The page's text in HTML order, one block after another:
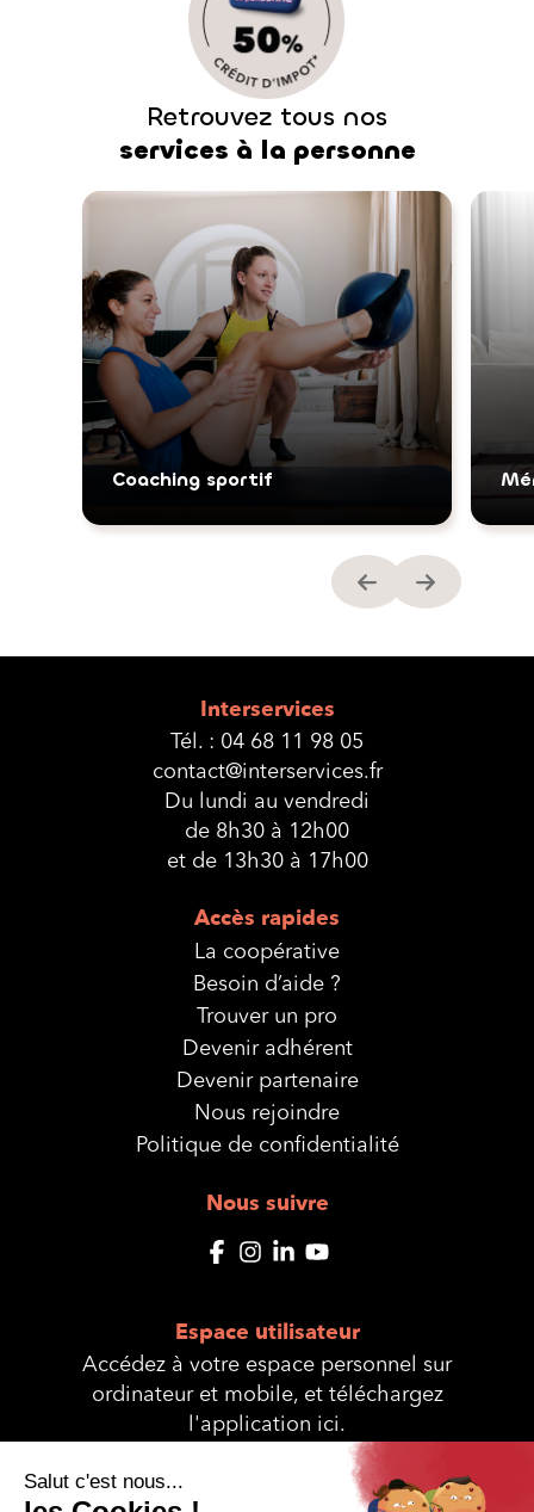
Retrouvez tous nos
services à la personne
Coaching sportif
Interservices
Tél. : 04 68 11 98 05
contact@interservices.fr
Du lundi au vendredi
de 8h30 à 12h00
et de 13h30 à 17h00
Accès rapides
La coopérative
Besoin d’aide ?
Trouver un pro
Devenir adhérent
Devenir partenaire
Nous rejoindre
Politique de confidentialité
Nous suivre
Espace utilisateur
Accédez à votre espace personnel sur
ordinateur et mobile, et téléchargez
l'application ici.